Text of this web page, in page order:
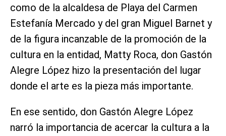
como de la alcaldesa de Playa del Carmen
Estefanía Mercado y del gran Miguel Barnet y
de la figura incanzable de la promoción de la
cultura en la entidad, Matty Roca, don Gastón
Alegre López hizo la presentación del lugar
donde el arte es la pieza más importante.
En ese sentido, don Gastón Alegre López
narró la importancia de acercar la cultura a la